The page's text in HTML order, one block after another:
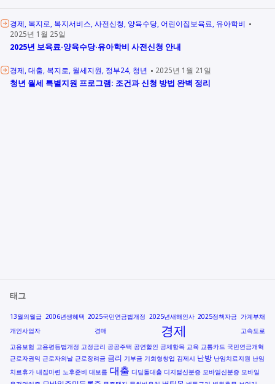
경제 복지로 복지서비스 사전신청 양육수당 어린이집보육료 유아학비
2025년 1월 25일
2025년 보육료·양육수당·유아학비 사전신청 안내
경제 대출 복지로 월세지원 정부24 청년 2025년 1월 21일
청년 월세 특별지원 프로그램: 조건과 신청 방법 완벽 정리
태그
13월의월급 2006년생혜택 2025국민연금법개정 2025년새해인사 2025정책자금 가계부채
개인사업자
경매 경제
고속도로
고용보험 고용평등법개정 고정금리 공공주택 공연할인 공제항목 교육 교통카드 국민연금개혁
근로자권익 근로자의날 근로장려금 금리 기부금 기회형창업 김제시 난방 난임치료지원 난임
치료휴가 내집마련 노후준비 대보름 대출 디딤돌대출 디지털신분증 모바일신분증 모바일